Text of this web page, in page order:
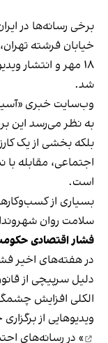
برخی رسانه‌ها در
۱۸ مهر و انتشار
شد.
وب‌سایت خبری
به نظر می‌رسد این
بلکه بخشی از یک
اجتماعی، مقابله
است.
بسیاری از
سلامت روان
فشار اقتصادی
در هفته‌های اخیر
دلیل سرپیچی از
الکلی افزایش
ویدیوهایی از
» در رسانه‌های